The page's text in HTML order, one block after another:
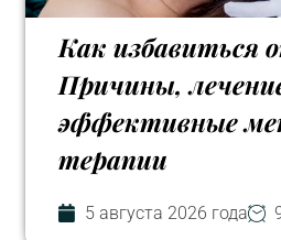
Как избавиться
Причины,
эффективные
терапии
5 августа 2026 года